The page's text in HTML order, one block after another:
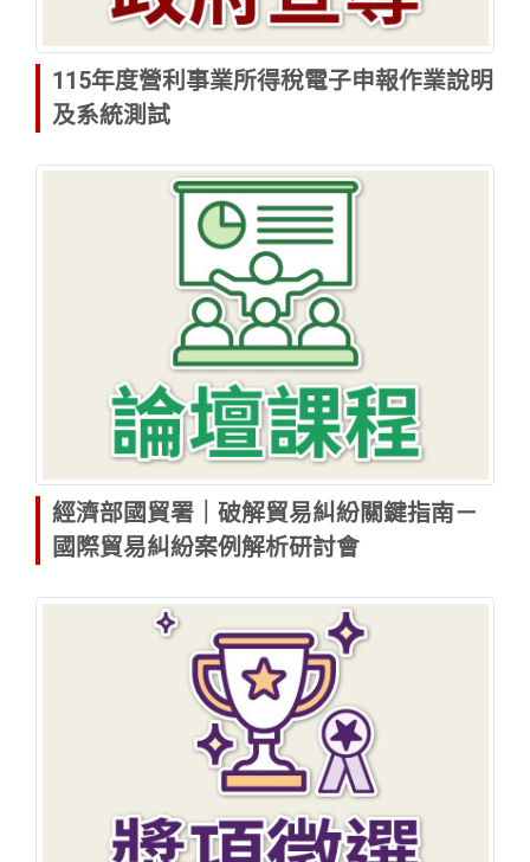
115年度營利事業所得稅電子申報作業說明
及系統測試
經濟部國貿署｜破解貿易糾紛關鍵指南－
國際貿易糾紛案例解析研討會